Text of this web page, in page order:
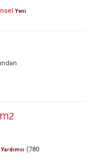
Yeni
Yardımcı (780